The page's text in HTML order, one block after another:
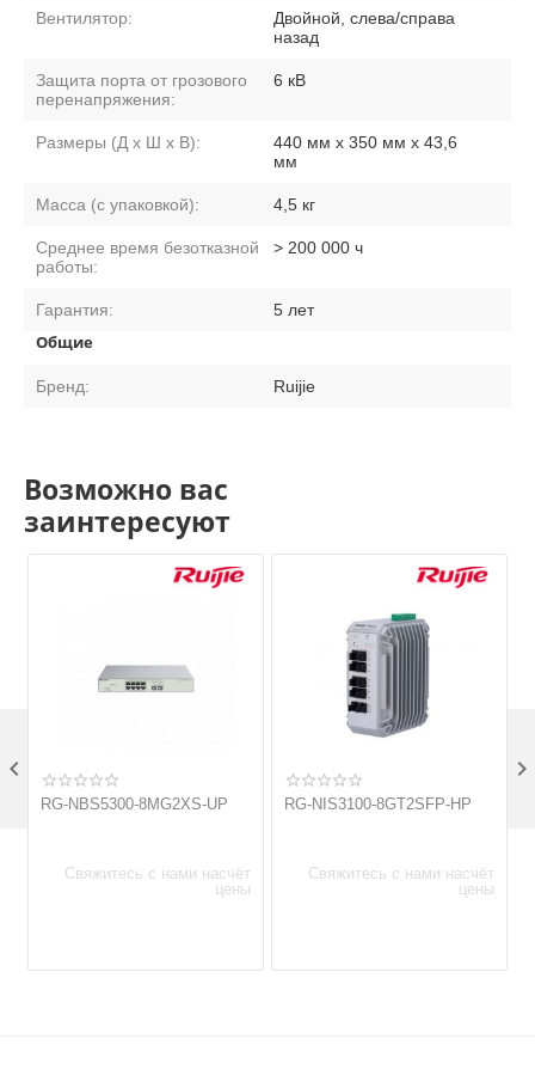
Вентилятор:
Двойной, слева/справа
назад
Защита порта от грозового
перенапряжения:
6 кВ
Размеры (Д x Ш x В):
440 мм х 350 мм х 43,6
мм
Масса (с упаковкой): 4,5 кг
Среднее время безотказной
работы:
> 200 000 ч
Гарантия: 5 лет
Общие
Бренд: Ruijie
Возможно вас
заинтересуют
RG-NBS5300-8MG2XS-UP
Свяжитесь с нами насчёт
цены
RG-NIS3100-8GT2SFP-HP
Свяжитесь с нами насчёт
цены
 